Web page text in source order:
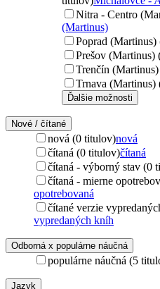
Nitra - Centro
(Martinus)
Poprad
Prešov (Martinus)
Trenčín
Trnava (Martinus)
Ďalšie možnosti
Nové / čítané
nová (0 titulov)nová
čítaná (0 titulov)čítaná
čítaná - výborný stav (0
čítaná - mierne
opotrebovaná
čítané verzie
vypredaných kníh
Odborná x populárne náučná
populárne náučná (5
Jazyk